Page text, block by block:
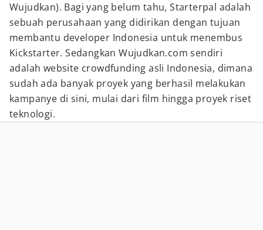
Wujudkan). Bagi yang belum tahu, Starterpal adalah
sebuah perusahaan yang didirikan dengan tujuan
membantu developer Indonesia untuk menembus
Kickstarter. Sedangkan Wujudkan.com sendiri
adalah website crowdfunding asli Indonesia, dimana
sudah ada banyak proyek yang berhasil melakukan
kampanye di sini, mulai dari film hingga proyek riset
teknologi.